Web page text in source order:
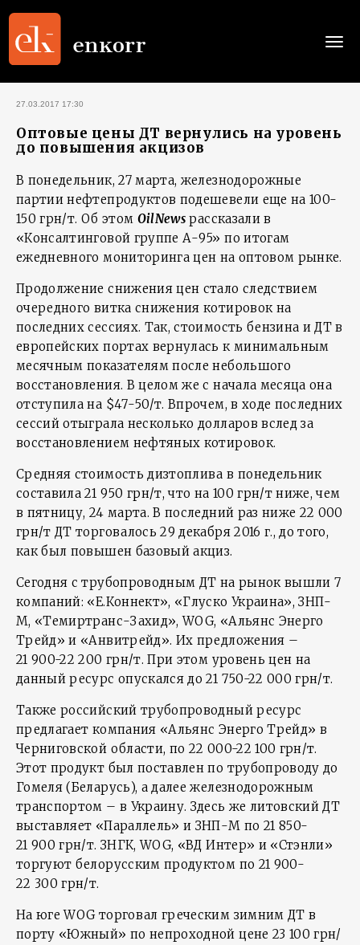
27.03.2017 17:30
Оптовые цены ДТ вернулись на уровень
до повышения акцизов
В понедельник, 27 марта, железнодорожные
партии нефтепродуктов подешевели еще на 100-
150 грн/т. Об этом OilNews рассказали в
«Консалтинговой группе А-95» по итогам
ежедневного мониторинга цен на оптовом рынке.
Продолжение снижения цен стало следствием
очередного витка снижения котировок на
последних сессиях. Так, стоимость бензина и ДТ в
европейских портах вернулась к минимальным
месячным показателям после небольшого
восстановления. В целом же с начала месяца она
отступила на $47-50/т. Впрочем, в ходе последних
сессий отыграла несколько долларов вслед за
восстановлением нефтяных котировок.
Средняя стоимость дизтоплива в понедельник
составила 21 950 грн/т, что на 100 грн/т ниже, чем
в пятницу, 24 марта. В последний раз ниже 22 000
грн/т ДТ торговалось 29 декабря 2016 г., до того,
как был повышен базовый акциз.
Сегодня с трубопроводным ДТ на рынок вышли 7
компаний: «Е.Коннект», «Глуско Украина», ЗНП-
М, «Темиртранс-Захид», WOG, «Альянс Энерго
Трейд» и «Анвитрейд». Их предложения –
21 900-22 200 грн/т. При этом уровень цен на
данный ресурс опускался до 21 750-22 000 грн/т.
Также российский трубопроводный ресурс
предлагает компания «Альянс Энерго Трейд» в
Черниговской области, по 22 000-22 100 грн/т.
Этот продукт был поставлен по трубопроводу до
Гомеля (Беларусь), а далее железнодорожным
транспортом – в Украину. Здесь же литовский ДТ
выставляет «Параллель» и ЗНП-М по 21 850-
21 900 грн/т. ЗНГК, WOG, «ВД Интер» и «Стэнли»
торгуют белорусским продуктом по 21 900-
22 300 грн/т.
На юге WOG торговал греческим зимним ДТ в
порту «Южный» по непроходной цене 23 100 грн/